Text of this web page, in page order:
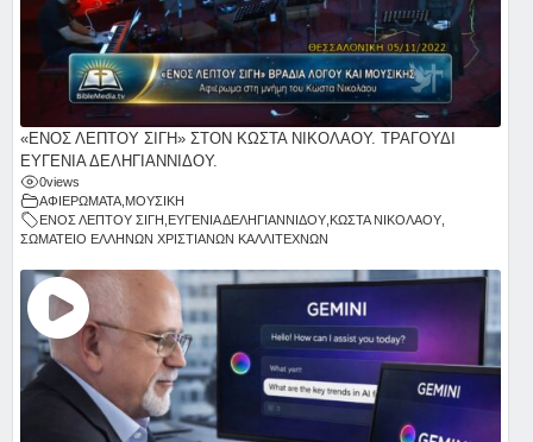
«ΕΝΟΣ ΛΕΠΤΟΥ ΣΙΓΗ» ΣΤΟΝ ΚΩΣΤΑ ΝΙΚΟΛΑΟΥ. ΤΡΑΓΟΥΔΙ
ΕΥΓΕΝΙΑ ΔΕΛΗΓΙΑΝΝΙΔΟΥ.
0views
ΑΦΙΕΡΩΜΑΤΑ,ΜΟΥΣΙΚΗ
ΕΝΟΣ ΛΕΠΤΟΥ ΣΙΓΗ , ΕΥΓΕΝΙΑ ΔΕΛΗΓΙΑΝΝΙΔΟΥ, ΚΩΣΤΑ ΝΙΚΟΛΑΟΥ,
ΣΩΜΑΤΕΙΟ ΕΛΛΗΝΩΝ ΧΡΙΣΤΙΑΝΩΝ ΚΑΛΛΙΤΕΧΝΩΝ